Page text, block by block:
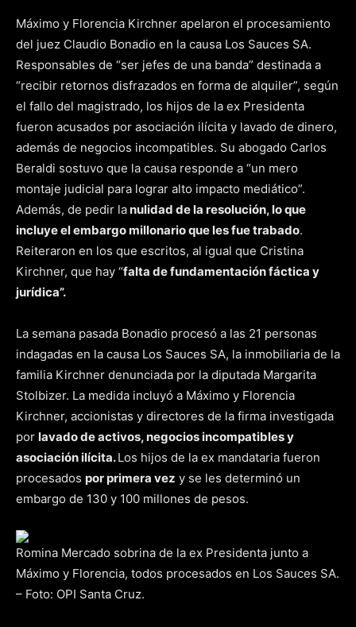
Máximo y Florencia Kirchner apelaron el procesamiento
del juez Claudio Bonadio en la causa Los Sauces SA.
Responsables de “ser jefes de una banda” destinada a
“recibir retornos disfrazados en forma de alquiler”, según
el fallo del magistrado, los hijos de la ex Presidenta
fueron acusados por asociación ilícita y lavado de dinero,
además de negocios incompatibles. Su abogado Carlos
Beraldi sostuvo que la causa responde a “un mero
montaje judicial para lograr alto impacto mediático”.
Además, de pedir lanulidad de la resolución, lo que
incluye el embargo millonario que les fue trabado.
Reiteraron en los que escritos, al igual que Cristina
Kirchner, que hay “falta de fundamentación fáctica y
jurídica”.
La semana pasada Bonadio procesó a las 21 personas
indagadas en la causa Los Sauces SA, la inmobiliaria de la
familia Kirchner denunciada por la diputada Margarita
Stolbizer. La medida incluyó a Máximo y Florencia
Kirchner, accionistas y directores de la firma investigada
por lavado de activos, negocios incompatibles y
asociación ilícita.Los hijos de la ex mandataria fueron
procesados por primera vez y se les determinó un
embargo de 130 y 100 millones de pesos.
Romina Mercado sobrina de la ex Presidenta junto a
Máximo y Florencia, todos procesados en Los Sauces SA.
– Foto: OPI Santa Cruz.